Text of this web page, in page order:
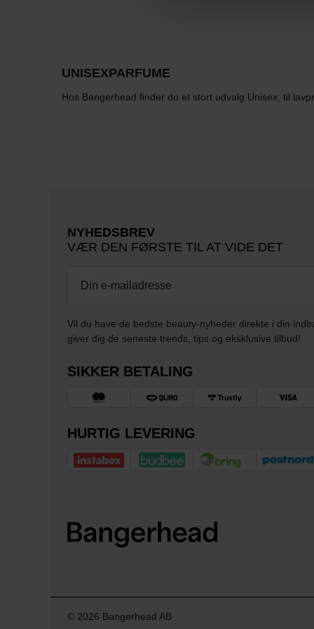
UNISEXPARFUME
Hos Bangerhead finder du et stort udvalg Unisex, til
NYHEDSBREV
VÆR DEN FØRSTE TIL AT VIDE DET
Vil du have de bedste beauty-nyheder direkte i din
giver dig de seneste trends, tips og eksklusive tilbud!
SIKKER BETALING
HURTIG LEVERING
© 2026 Bangerhead AB